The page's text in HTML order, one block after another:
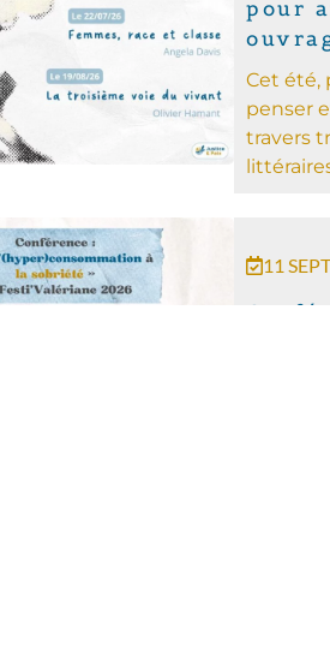
pour
Cet été,
penser
travers
11